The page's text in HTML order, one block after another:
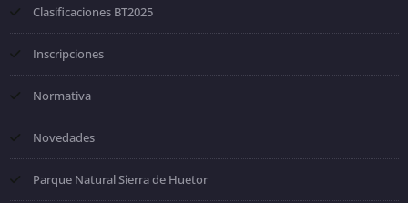
Clasificaciones BT2025
Inscripciones
Normativa
Novedades
Parque Natural Sierra de Huetor